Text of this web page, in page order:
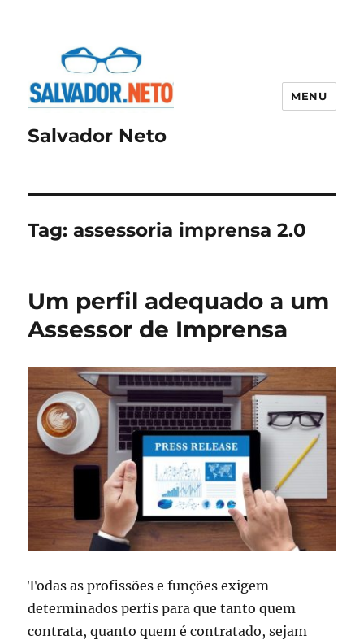
Salvador Neto
MENU
Tag:assessoria imprensa 2.0
Um perfil adequado a um
Assessor de Imprensa
Todas as profissões e funções exigem
determinados perfis para que tanto quem
contrata, quanto quem é contratado, sejam